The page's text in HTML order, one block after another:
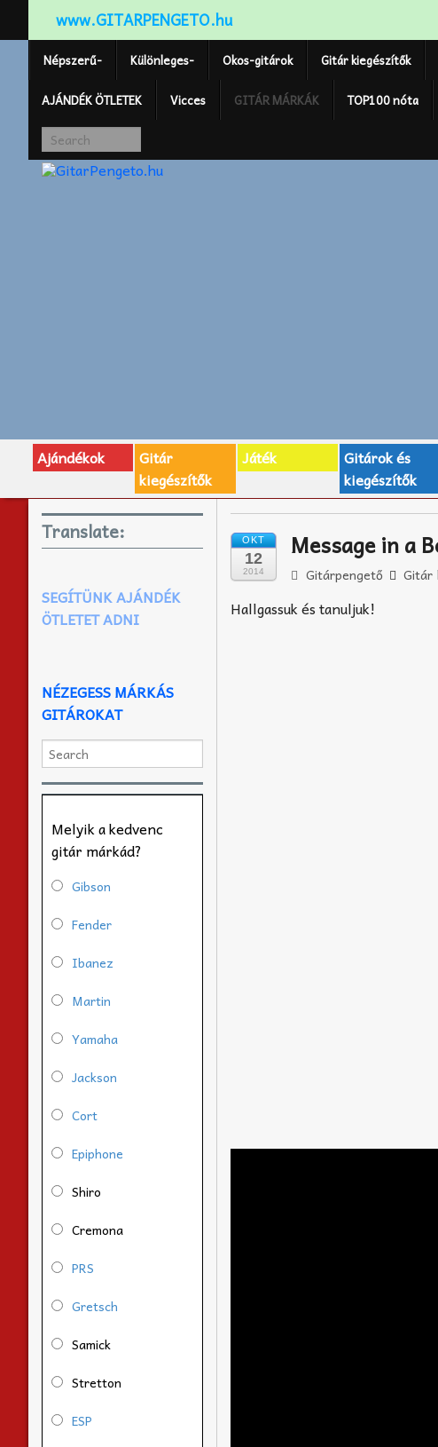
www.GITARPENGETO.hu
Népszerű- Különleges- Okos-gitárok Gitár kiegészítők
AJÁNDÉK ÖTLETEK Vicces GITÁR MÁRKÁK TOP100 nóta
Ajándékok
Gitár
kiegészítők
Játék
Gitárok és
kiegészítők
OKT
12
2014
Message in a
Gitárpengető Gitár
Hallgassuk és tanuljuk!
Translate:
SEGÍTÜNK AJÁNDÉK
ÖTLETET ADNI
NÉZEGESS MÁRKÁS
GITÁROKAT
Melyik a kedvenc
gitár márkád?
Gibson
Fender
Ibanez
Martin
Yamaha
Jackson
Cort
Epiphone
Shiro
Cremona
PRS
Gretsch
Samick
Stretton
ESP